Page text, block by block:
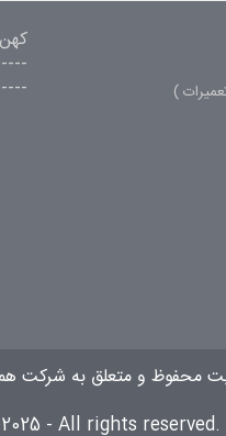
)
محفوظ و متعلق به شرکت
- All rights reserved.